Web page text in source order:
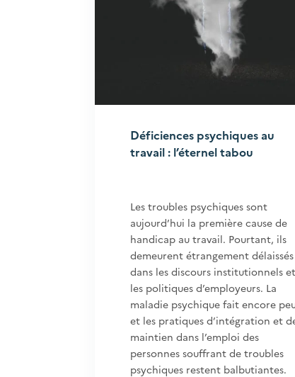
Déficiences psychiques au
travail : l’éternel tabou
Les troubles psychiques sont
aujourd’hui la première cause de
handicap au travail. Pourtant, ils
demeurent étrangement délaissés
dans les discours institutionnels et
les politiques d’employeurs. La
maladie psychique fait encore
et les pratiques d’intégration et
maintien dans l’emploi des
personnes souffrant de troubles
psychiques restent balbutiantes.